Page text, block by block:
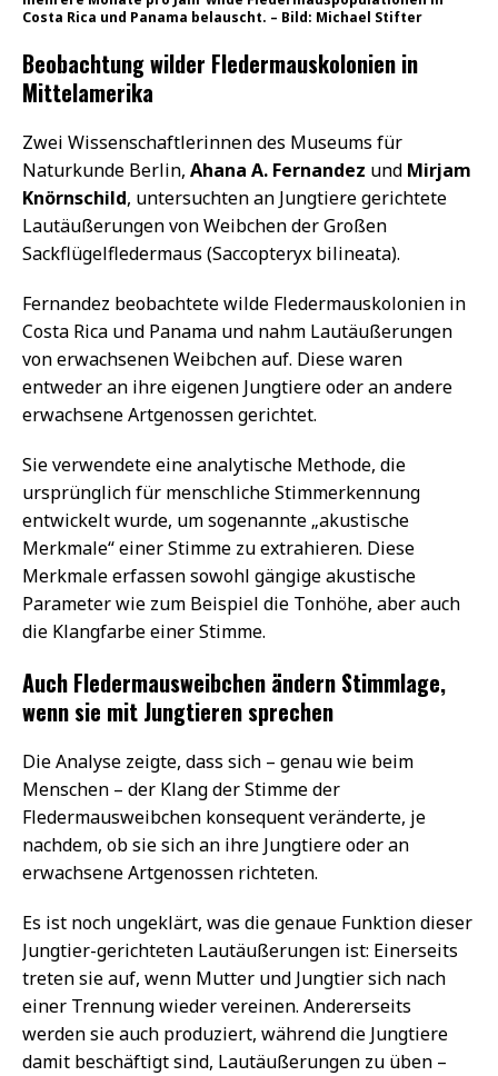
Costa Rica und Panama belauscht. – Bild: Michael Stifter
Beobachtung wilder Fledermauskolonien in
Mittelamerika
Zwei Wissenschaftlerinnen des Museums für
Naturkunde Berlin, Ahana A. Fernandez und Mirjam
Knörnschild, untersuchten an Jungtiere gerichtete
Lautäußerungen von Weibchen der Großen
Sackflügelfledermaus (Saccopteryx bilineata).
Fernandez beobachtete wilde Fledermauskolonien in
Costa Rica und Panama und nahm Lautäußerungen
von erwachsenen Weibchen auf. Diese waren
entweder an ihre eigenen Jungtiere oder an andere
erwachsene Artgenossen gerichtet.
Sie verwendete eine analytische Methode, die
ursprünglich für menschliche Stimmerkennung
entwickelt wurde, um sogenannte „akustische
Merkmale“ einer Stimme zu extrahieren. Diese
Merkmale erfassen sowohl gängige akustische
Parameter wie zum Beispiel die Tonhöhe, aber auch
die Klangfarbe einer Stimme.
Auch Fledermausweibchen ändern Stimmlage,
wenn sie mit Jungtieren sprechen
Die Analyse zeigte, dass sich – genau wie beim
Menschen – der Klang der Stimme der
Fledermausweibchen konsequent veränderte, je
nachdem, ob sie sich an ihre Jungtiere oder an
erwachsene Artgenossen richteten.
Es ist noch ungeklärt, was die genaue Funktion dieser
Jungtier-gerichteten Lautäußerungen ist: Einerseits
treten sie auf, wenn Mutter und Jungtier sich nach
einer Trennung wieder vereinen. Andererseits
werden sie auch produziert, während die Jungtiere
damit beschäftigt sind, Lautäußerungen zu üben –